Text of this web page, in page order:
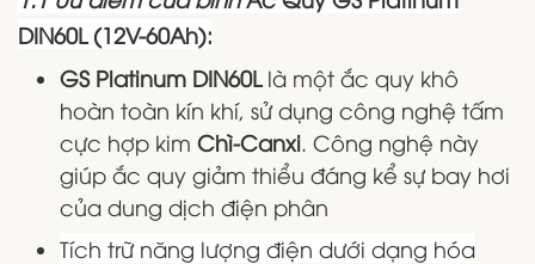
DIN60L (12V-60Ah):
GS Platinum DIN60L là một ắc quy khô
hoàn toàn kín khí, sử dụng công nghệ tấm
cực hợp kim Chì-Canxi. Công nghệ này
giúp ắc quy giảm thiểu đáng kể sự bay hơi
của dung dịch điện phân
Tích trữ năng lượng điện dưới dạng hóa